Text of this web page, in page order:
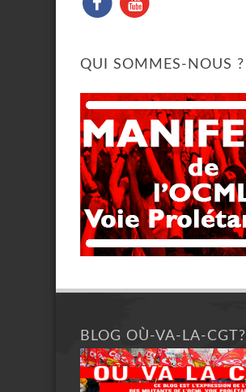
QUI SOMMES-NOUS ?
BLOG OÙ-VA-LA-CGT?